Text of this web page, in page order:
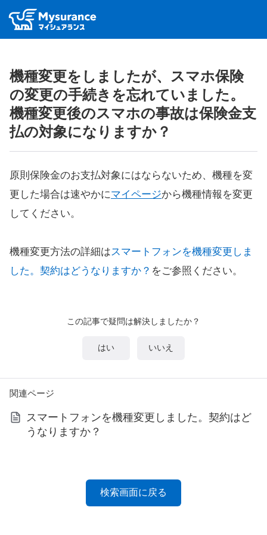
機種変更をしましたが、スマホ保険
の変更の手続きを忘れていました。
機種変更後のスマホの事故は保険金支
払の対象になりますか？
原則保険金のお支払対象にはならないため、機種を変
更した場合は速やかにマイページから機種情報を変更
してください。
機種変更方法の詳細はスマートフォンを機種変更しま
した。契約はどうなりますか？ をご参照ください。
この記事で疑問は解決しましたか？
はい いいえ
関連ページ
スマートフォンを機種変更しました。契約はど
うなりますか？
検索画面に戻る